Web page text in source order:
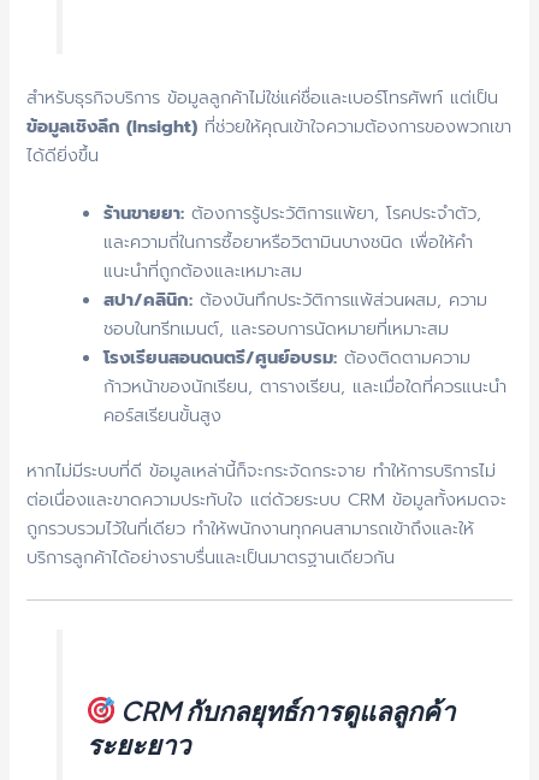
สำหรับธุรกิจบริการ ข้อมูลลูกค้าไม่ใช่แค่ชื่อและเบอร์โทรศัพท์ แต่เป็น
ข้อมูลเชิงลึก (Insight) ที่ช่วยให้คุณเข้าใจความต้องการของพวกเขา
ได้ดียิ่งขึ้น
ร้านขายยา: ต้องการรู้ประวัติการแพ้ยา, โรคประจำตัว,
และความถี่ในการซื้อยาหรือวิตามินบางชนิด เพื่อให้คำ
แนะนำที่ถูกต้องและเหมาะสม
สปา/คลินิก: ต้องบันทึกประวัติการแพ้ส่วนผสม, ความ
ชอบในทรีทเมนต์, และรอบการนัดหมายที่เหมาะสม
โรงเรียนสอนดนตรี/ศูนย์อบรม: ต้องติดตามความ
ก้าวหน้าของนักเรียน, ตารางเรียน, และเมื่อใดที่ควรแนะนำ
คอร์สเรียนขั้นสูง
หากไม่มีระบบที่ดี ข้อมูลเหล่านี้ก็จะกระจัดกระจาย ทำให้การบริการไม่
ต่อเนื่องและขาดความประทับใจ แต่ด้วยระบบ CRM ข้อมูลทั้งหมดจะ
ถูกรวบรวมไว้ในที่เดียว ทำให้พนักงานทุกคนสามารถเข้าถึงและให้
บริการลูกค้าได้อย่างราบรื่นและเป็นมาตรฐานเดียวกัน
CRM กับกลยุทธ์การดูแลลูกค้า
ระยะยาว